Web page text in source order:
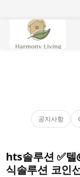
공지사항
hts솔루션 ✅텔
식솔루션 코인